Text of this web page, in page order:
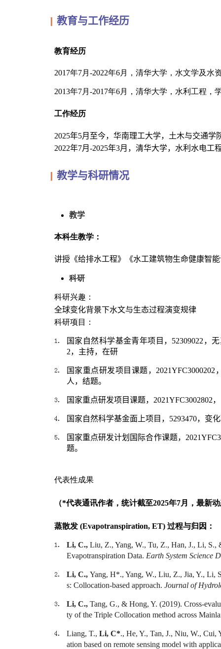
教育与工作经历
教育经历
2017年7月 -2022年6月，清华大学，水文学及水
2013年7月 -2017年6月，清华大学，水利工程，
工作经历
2025年5月至今，华南理工大学，土木与交通学
2022年7月 -2025年3月，清华大学，水利水电工
教学与科研情况
教学
本科生教学：
讲授《给排水工程》《水工建筑物生命健康智
科研
科研兴趣：
全球变化背景下水文与生态过程演变规律
科研项目：
国家自然科学基金青年项目， 52309022 ，
2，主持，在研
国家重点研发项目课题， 2021YFC3000202
人，结题。
国家重点研发项目课题， 2021YFC3002802
国家自然科学基金面上项目， 5293470，变
国家重点研发计划国际合作课题，
题。
代表性成果
（*代表通讯作者，统计截至2025年7月，最新
蒸散发 (Evapotranspiration, ET) 过程与归因：
Li, C., Liu, Z., Yang, W., Tu, Z., Han, J., Li,
Evapotranspiration Data. Earth System Science
Li, C., Yang, H*., Yang, W., Liu, Z., Jia, Y., Li,
s: Collocation-based approach. Journal of
Li, C., Tang, G., & Hong, Y. (2019). Cross-
ty of the Triple Collocation method across
Liang, T., Li, C*., He, Y., Tan, J., Niu, W., Cui,
ation based on remote sensing model with